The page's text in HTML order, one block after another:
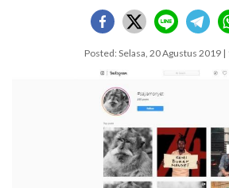
Posted: Selasa, 20 Agustus 2019 |